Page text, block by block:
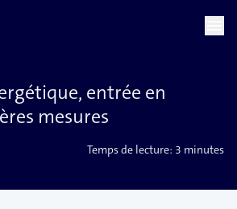
entrée en
mesures
Temps de lecture: 3 minutes